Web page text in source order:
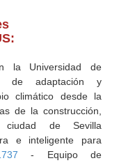
la Universidad de
de adaptación y
climático desde la
de la construcción,
de Sevilla
e inteligente para
- Equipo de